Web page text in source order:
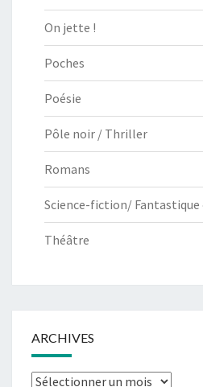
On jette !
Poches
Poésie
Pôle noir / Thriller
Romans
Science-fiction/ Fantastique
Théâtre
ARCHIVES
Archives